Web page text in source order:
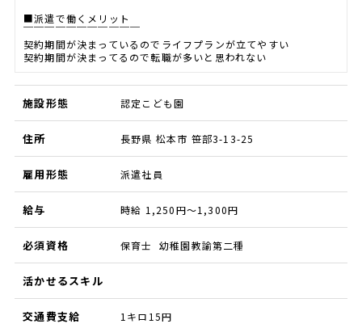
■派遣で働くメリット
￣￣￣￣￣￣￣￣￣￣￣
契約期間が決まっているのでライフプランが立てやすい
契約期間が決まってるので転職が多いと思われない
施設形態 認定こども園
住所 長野県 松本市 笹部3-13-25
雇用形態 派遣社員
給与 時給 1,250円～1,300円
必須資格 保育士 幼稚園教諭第二種
活かせるスキル
交通費支給 1キロ15円